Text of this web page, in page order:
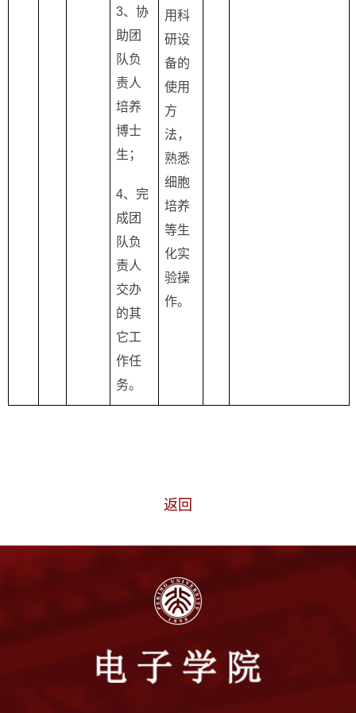
3、协
助团
队负
责人
培养
博士
生；
4、完
成团
队负
责人
交办
的其
它工
作任
务。
用科
研设
备的
使用
方
法，
熟悉
细胞
培养
等生
化实
验操
作。
返回